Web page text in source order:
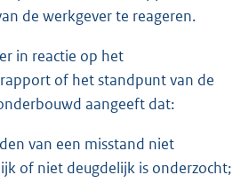
de werkgever te reageren.
in reactie op het
of het standpunt van de
aangeeft dat:
van een misstand niet
of niet deugdelijk is onderzocht;